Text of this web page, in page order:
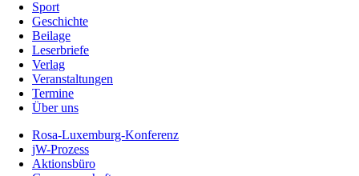
Sport
Geschichte
Beilage
Leserbriefe
Verlag
Veranstaltungen
Termine
Über uns
Rosa-Luxemburg-Konferenz
jW-Prozess
Aktionsbüro